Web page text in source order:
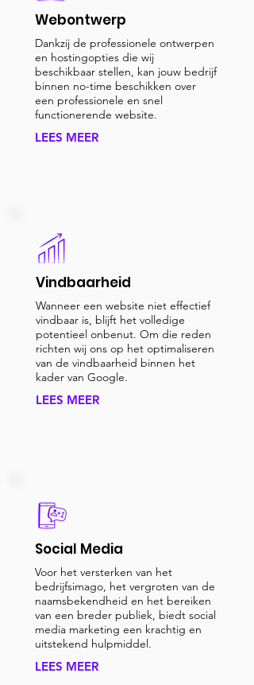
Webontwerp
Dankzij de professionele ontwerpen
en hostingopties die wij
beschikbaar stellen, kan jouw bedrijf
binnen no-time beschikken over
een professionele en snel
functionerende website.
LEES MEER
Vindbaarheid
Wanneer een website niet effectief
vindbaar is, blijft het volledige
potentieel onbenut. Om die reden
richten wij ons op het optimaliseren
van de vindbaarheid binnen het
kader van Google.
LEES MEER
Social Media
Voor het versterken van het
bedrijfsimago, het vergroten van de
naamsbekendheid en het bereiken
van een breder publiek, biedt social
media marketing een krachtig en
uitstekend hulpmiddel.
LEES MEER